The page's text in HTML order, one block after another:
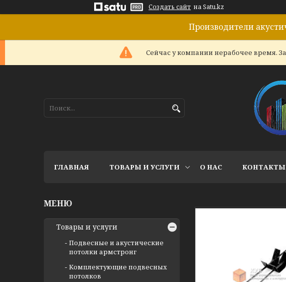
Создать сайт на Satu.kz
Производители
Сейчас у компании нерабочее время.
ГЛАВНАЯ ТОВАРЫ И УСЛУГИ О НАС КОНТАКТЫ
Товары и услуги
Подвесные и акустические
потолки армстронг
Комплектующие подвесных
потолков